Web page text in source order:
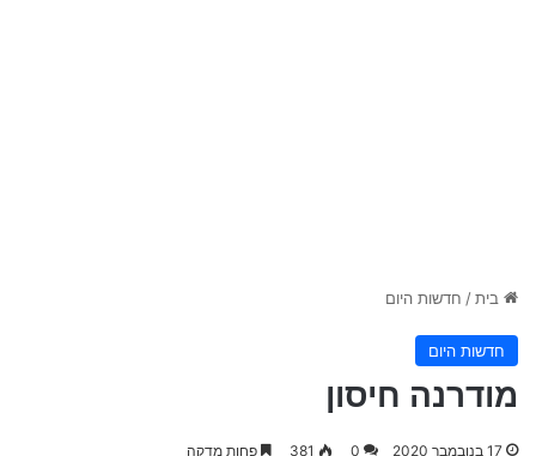
בית/ חדשות היום
חדשות היום
מודרנה חיסון
17 בנובמבר 2020 0
381 פחות מדקה